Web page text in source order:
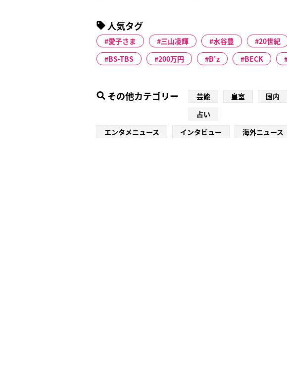
人気タグ
愛子さま 三山凌輝 水谷豊 20世紀
BS-TBS
200万円 B'z BECK
その他カテゴリー 芸能 皇室 国内
占い
エンタメニュース
インタビュー 海外ニュース